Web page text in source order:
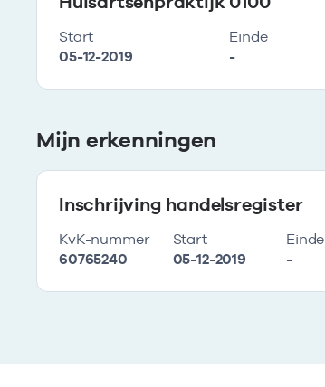
Start
05-12-2019
Einde
-
Mijn erkenningen
Inschrijving handelsregister
KvK-nummer
60765240
Start
05-12-2019
Einde
-